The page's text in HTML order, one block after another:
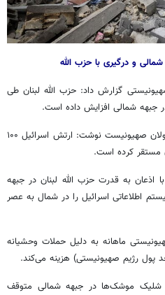
و درگیری با حزب الله
گزارش داد: حزب الله لبنان طی
جبهه شمالی افزایش داده است.
ژورنال نیز به نقل از مسئولان صهیونیست نوشت: ارتش اسرائیل ۱۰۰
مستقر کرده است.
اذعان به قدرت حزب الله لبنان در جبهه
اطلاعاتی اسرائیل را در شمال به عصر
ماهانه به دلیل حملات وحشیانه
شلیک موشک‌ها در جبهه شمالی متوقف